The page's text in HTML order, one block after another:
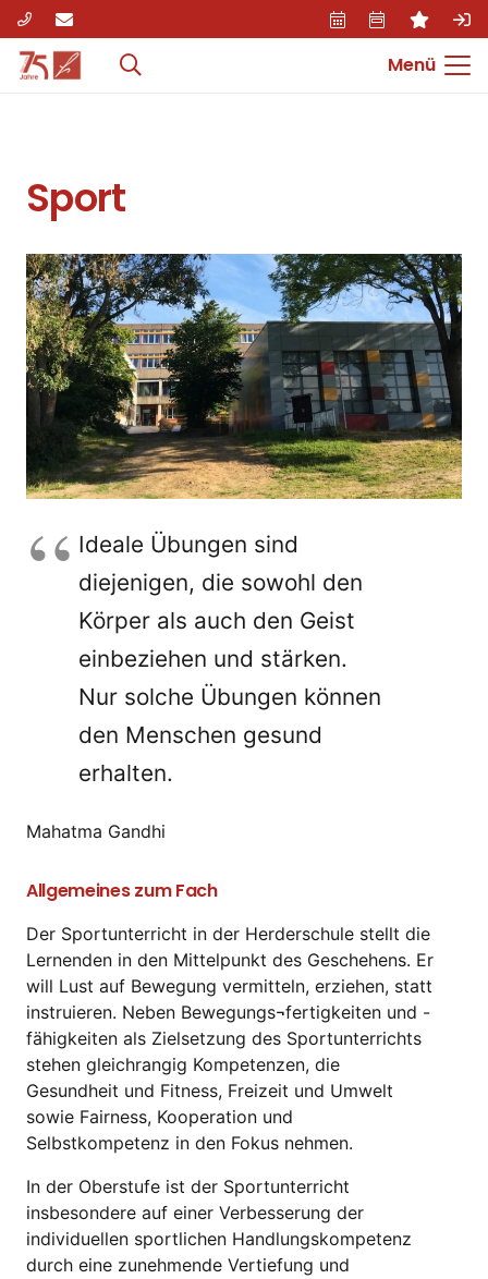
Menü
Sport
Ideale Übungen sind
diejenigen, die sowohl den
Körper als auch den Geist
einbeziehen und stärken.
Nur solche Übungen können
den Menschen gesund
erhalten.
Mahatma Gandhi
Allgemeines zum Fach
Der Sportunterricht in der Herderschule stellt die
Lernenden in den Mittelpunkt des Geschehens. Er
will Lust auf Bewegung vermitteln, erziehen, statt
instruieren. Neben Bewegungs¬fertigkeiten und -
fähigkeiten als Zielsetzung des Sportunterrichts
stehen gleichrangig Kompetenzen, die
Gesundheit und Fitness, Freizeit und Umwelt
sowie Fairness, Kooperation und
Selbstkompetenz in den Fokus nehmen.
In der Oberstufe ist der Sportunterricht
insbesondere auf einer Verbesserung der
individuellen sportlichen Handlungskompetenz
durch eine zunehmende Vertiefung und